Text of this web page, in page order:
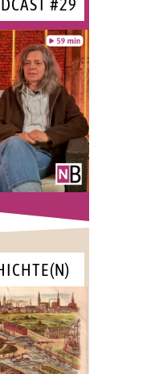
#29